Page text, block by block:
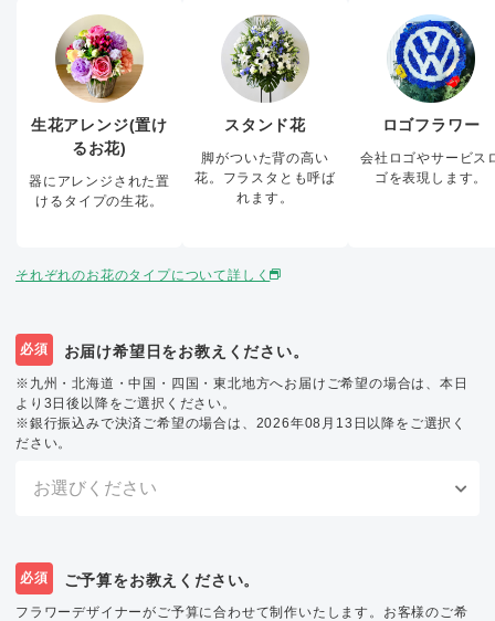
生花アレンジ(置け
るお花)
器にアレンジされた置
けるタイプの生花。
スタンド花
脚がついた背の高い
花。フラスタとも呼ば
れます。
ロゴフラワー
会社ロゴやサービス
ゴを表現します。
それぞれのお花のタイプについて詳しく
必須 お届け希望日をお教えください。
※九州・北海道・中国・四国・東北地方へお届けご希望の場合は、本日
より3日後以降をご選択ください。
※銀行振込みで決済ご希望の場合は、2026年08月13日以降をご選択く
ださい。
必須 ご予算をお教えください。
フラワーデザイナーがご予算に合わせて制作いたします。お客様のご希